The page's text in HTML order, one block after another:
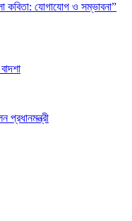
কবিতা: যোগাযোগ ও সম্ভাবনা”